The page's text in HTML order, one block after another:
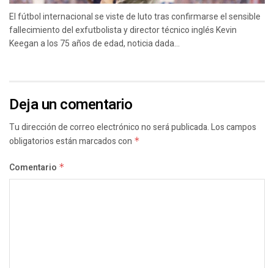
El fútbol internacional se viste de luto tras confirmarse el sensible
fallecimiento del exfutbolista y director técnico inglés Kevin
Keegan a los 75 años de edad, noticia dada...
Deja un comentario
Tu dirección de correo electrónico no será publicada.Los campos
obligatorios están marcados con *
Comentario *